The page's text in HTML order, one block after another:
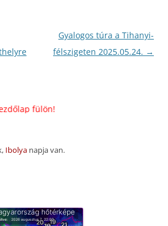
Gyalogos túra a Tihanyi-
félszigeten 2025.05.24. →
fülön!
Ibolya napja van.